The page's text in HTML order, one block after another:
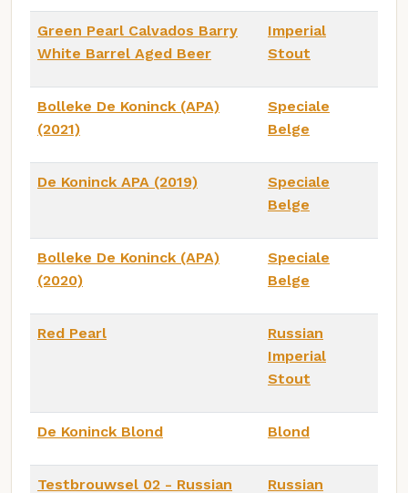
Green Pearl Calvados Barry
White Barrel Aged Beer
Imperial
Stout
Bolleke De Koninck (APA)
(2021)
Speciale
Belge
De Koninck APA (2019)
Speciale
Belge
Bolleke De Koninck (APA)
(2020)
Speciale
Belge
Red Pearl
Russian
Imperial
Stout
De Koninck Blond Blond
Testbrouwsel 02 - Russian
Russian